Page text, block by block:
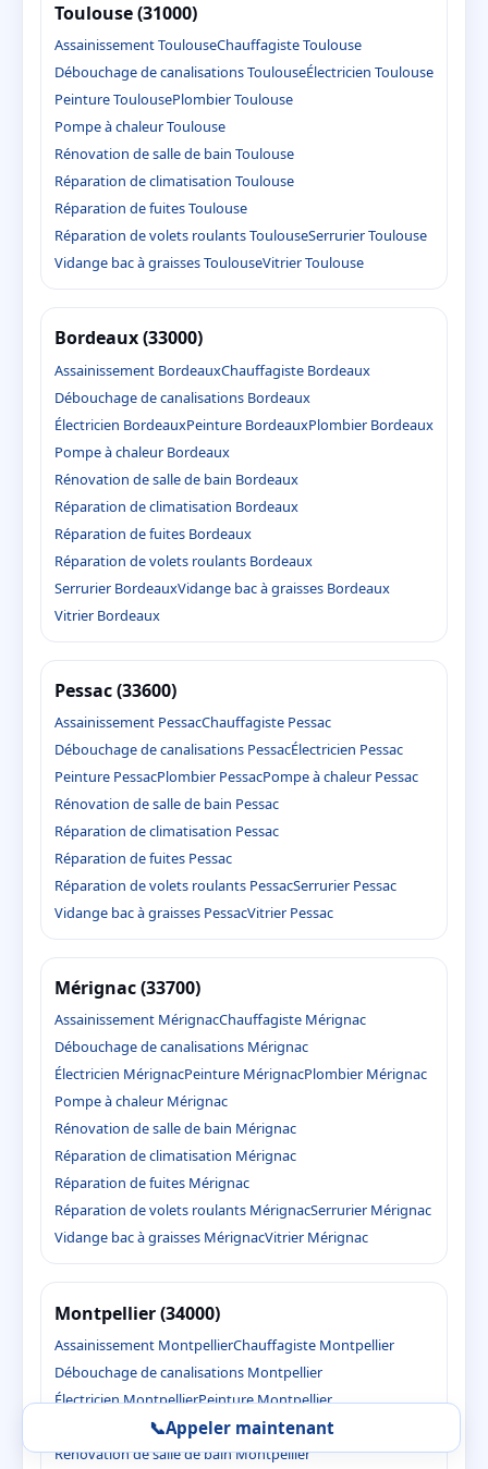
Toulouse (31000)
Assainissement ToulouseChauffagiste Toulouse
Débouchage de canalisations ToulouseÉlectricien Toulouse
Peinture ToulousePlombier Toulouse
Pompe à chaleur Toulouse
Rénovation de salle de bain Toulouse
Réparation de climatisation Toulouse
Réparation de fuites Toulouse
Réparation de volets roulants ToulouseSerrurier Toulouse
Vidange bac à graisses ToulouseVitrier Toulouse
Bordeaux (33000)
Assainissement BordeauxChauffagiste Bordeaux
Débouchage de canalisations Bordeaux
Électricien BordeauxPeinture BordeauxPlombier Bordeaux
Pompe à chaleur Bordeaux
Rénovation de salle de bain Bordeaux
Réparation de climatisation Bordeaux
Réparation de fuites Bordeaux
Réparation de volets roulants Bordeaux
Serrurier BordeauxVidange bac à graisses Bordeaux
Vitrier Bordeaux
Pessac (33600)
Assainissement PessacChauffagiste Pessac
Débouchage de canalisations PessacÉlectricien Pessac
Peinture PessacPlombier PessacPompe à chaleur Pessac
Rénovation de salle de bain Pessac
Réparation de climatisation Pessac
Réparation de fuites Pessac
Réparation de volets roulants PessacSerrurier Pessac
Vidange bac à graisses PessacVitrier Pessac
Mérignac (33700)
Assainissement MérignacChauffagiste Mérignac
Débouchage de canalisations Mérignac
Électricien MérignacPeinture MérignacPlombier Mérignac
Pompe à chaleur Mérignac
Rénovation de salle de bain Mérignac
Réparation de climatisation Mérignac
Réparation de fuites Mérignac
Réparation de volets roulants MérignacSerrurier Mérignac
Vidange bac à graisses MérignacVitrier Mérignac
Montpellier (34000)
Assainissement MontpellierChauffagiste Montpellier
Débouchage de canalisations Montpellier
Électricien MontpellierPeinture Montpellier
Plombier MontpellierPompe à chaleur Montpellier
Rénovation de salle de bain Montpellier
📞Appeler maintenant